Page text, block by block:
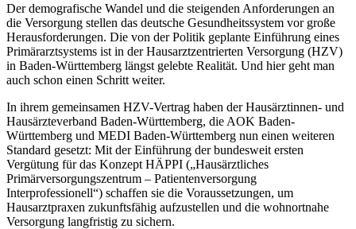
Der demografische Wandel und die steigenden Anforderungen an
die Versorgung stellen das deutsche Gesundheitssystem vor große
Herausforderungen. Die von der Politik geplante Einführung eines
Primärarztsystems ist in der Hausarztzentrierten Versorgung (HZV)
in Baden-Württemberg längst gelebte Realität. Und hier geht man
auch schon einen Schritt weiter.
In ihrem gemeinsamen HZV-Vertrag haben der Hausärztinnen- und
Hausärzteverband Baden-Württemberg, die AOK Baden-
Württemberg und MEDI Baden-Württemberg nun einen weiteren
Standard gesetzt: Mit der Einführung der bundesweit ersten
Vergütung für das Konzept HÄPPI („Hausärztliches
Primärversorgungszentrum – Patientenversorgung
Interprofessionell“) schaffen sie die Voraussetzungen, um
Hausarztpraxen zukunftsfähig aufzustellen und die wohnortnahe
Versorgung langfristig zu sichern.